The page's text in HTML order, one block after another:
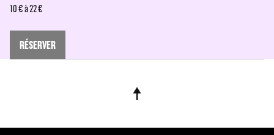
10 € à 22 €
RÉSERVER